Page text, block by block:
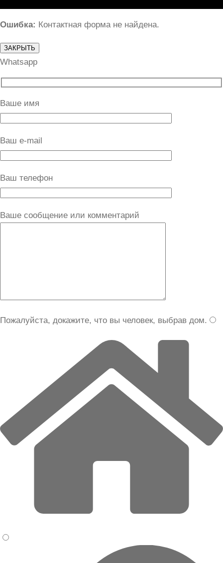
Ошибка: Контактная форма не найдена.
ЗАКРЫТЬ
Whatsapp
Ваше имя
Ваш e-mail
Ваш телефон
Ваше сообщение или комментарий
Пожалуйста, докажите, что вы человек, выбрав дом.